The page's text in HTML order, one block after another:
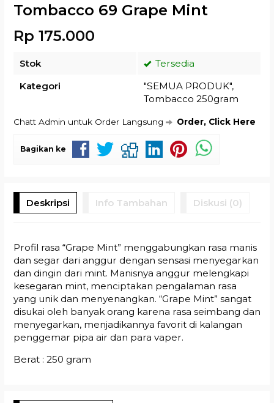
Tombacco 69 Grape Mint
Rp 175.000
Stok
Tersedia
Kategori
"SEMUA PRODUK",
Tombacco 250gram
Chatt Admin untuk Order Langsung Order, Click Here
Bagikan ke
Deskripsi Info Tambahan Diskusi (0)
Profil rasa “Grape Mint” menggabungkan rasa manis
dan segar dari anggur dengan sensasi menyegarkan
dan dingin dari mint. Manisnya anggur melengkapi
kesegaran mint, menciptakan pengalaman rasa
yang unik dan menyenangkan. “Grape Mint” sangat
disukai oleh banyak orang karena rasa seimbang dan
menyegarkan, menjadikannya favorit di kalangan
penggemar pipa air dan para vaper.
Berat : 250 gram